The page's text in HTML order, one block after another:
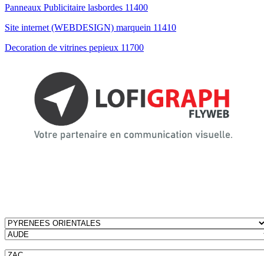
Panneaux Publicitaire lasbordes 11400
Site internet (WEBDESIGN) marquein 11410
Decoration de vitrines pepieux 11700